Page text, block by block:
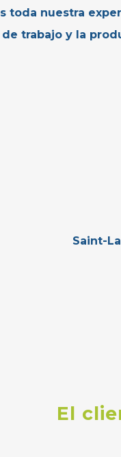
toda nuestra
trabajo y la
Saint-
El